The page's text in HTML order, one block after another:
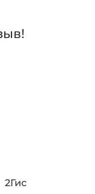
2Гис